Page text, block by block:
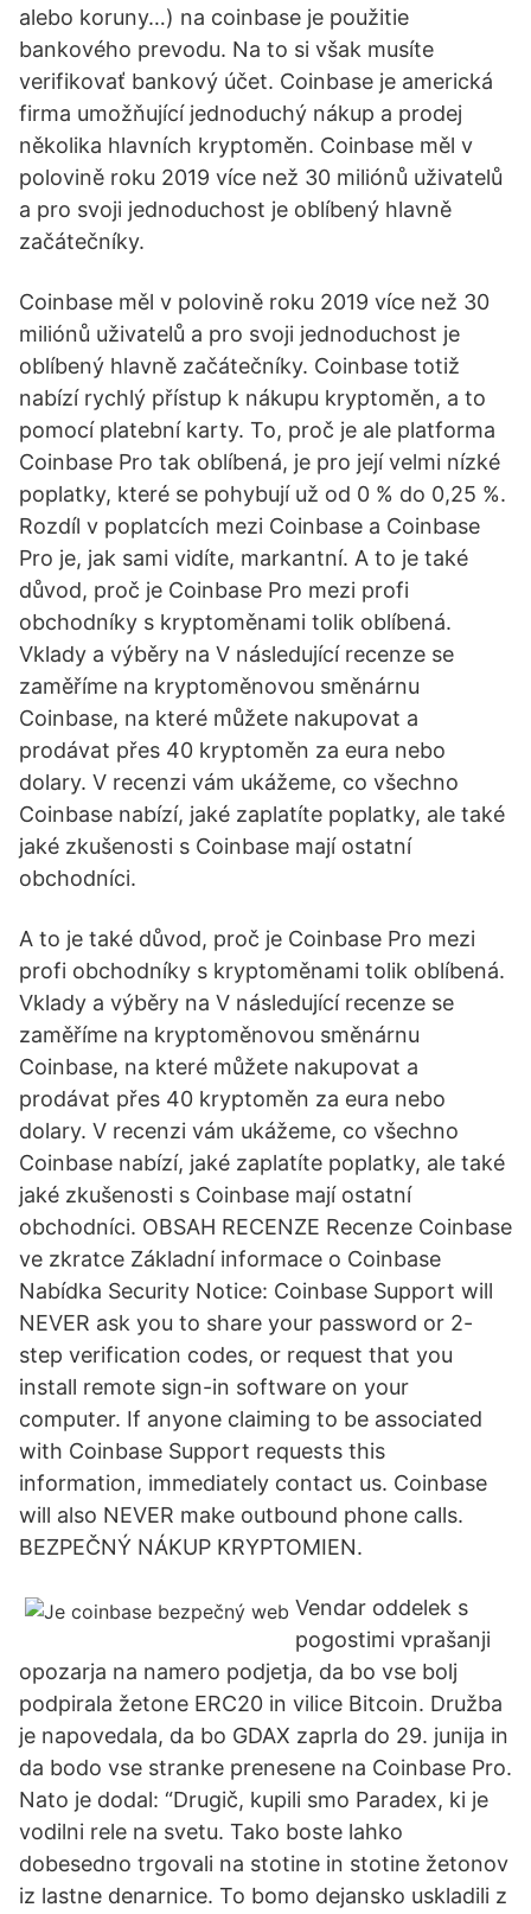
alebo koruny…) na coinbase je použitie
bankového prevodu. Na to si však musíte
verifikovať bankový účet. Coinbase je americká
firma umožňující jednoduchý nákup a prodej
několika hlavních kryptoměn. Coinbase měl v
polovině roku 2019 více než 30 miliónů uživatelů
a pro svoji jednoduchost je oblíbený hlavně
začátečníky.
Coinbase měl v polovině roku 2019 více než 30
miliónů uživatelů a pro svoji jednoduchost je
oblíbený hlavně začátečníky. Coinbase totiž
nabízí rychlý přístup k nákupu kryptoměn, a to
pomocí platební karty. To, proč je ale platforma
Coinbase Pro tak oblíbená, je pro její velmi nízké
poplatky, které se pohybují už od 0 % do 0,25 %.
Rozdíl v poplatcích mezi Coinbase a Coinbase
Pro je, jak sami vidíte, markantní. A to je také
důvod, proč je Coinbase Pro mezi profi
obchodníky s kryptoměnami tolik oblíbená.
Vklady a výběry na V následující recenze se
zaměříme na kryptoměnovou směnárnu
Coinbase, na které můžete nakupovat a
prodávat přes 40 kryptoměn za eura nebo
dolary. V recenzi vám ukážeme, co všechno
Coinbase nabízí, jaké zaplatíte poplatky, ale také
jaké zkušenosti s Coinbase mají ostatní
obchodníci.
A to je také důvod, proč je Coinbase Pro mezi
profi obchodníky s kryptoměnami tolik oblíbená.
Vklady a výběry na V následující recenze se
zaměříme na kryptoměnovou směnárnu
Coinbase, na které můžete nakupovat a
prodávat přes 40 kryptoměn za eura nebo
dolary. V recenzi vám ukážeme, co všechno
Coinbase nabízí, jaké zaplatíte poplatky, ale také
jaké zkušenosti s Coinbase mají ostatní
obchodníci. OBSAH RECENZE Recenze Coinbase
ve zkratce Základní informace o Coinbase
Nabídka Security Notice: Coinbase Support will
NEVER ask you to share your password or 2-
step verification codes, or request that you
install remote sign-in software on your
computer. If anyone claiming to be associated
with Coinbase Support requests this
information, immediately contact us. Coinbase
will also NEVER make outbound phone calls.
BEZPEČNÝ NÁKUP KRYPTOMIEN.
Vendar oddelek s
pogostimi vprašanji
opozarja na namero podjetja, da bo vse bolj
podpirala žetone ERC20 in vilice Bitcoin. Družba
je napovedala, da bo GDAX zaprla do 29. junija in
da bodo vse stranke prenesene na Coinbase Pro.
Nato je dodal: “Drugič, kupili smo Paradex, ki je
vodilni rele na svetu. Tako boste lahko
dobesedno trgovali na stotine in stotine žetonov
iz lastne denarnice. To bomo dejansko uskladili z